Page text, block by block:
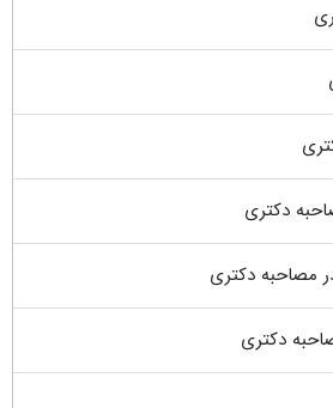
دکتری
مصاحبه دکتری
دکتری